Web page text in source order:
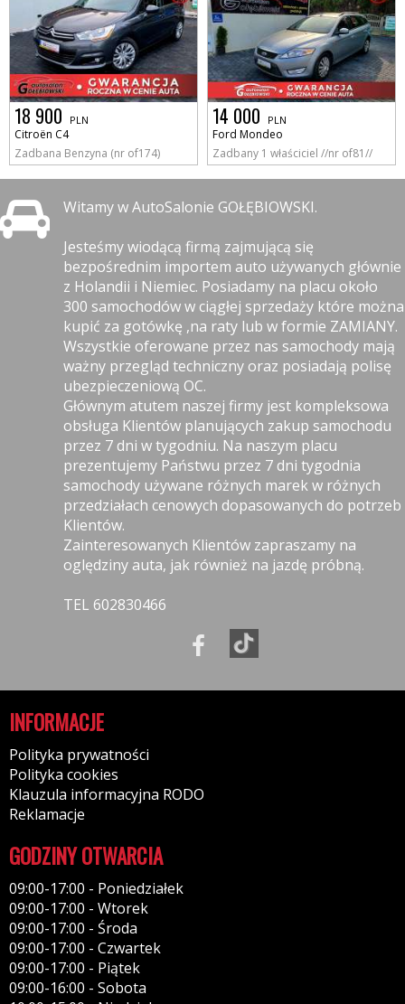
18 900 PLN
Citroën C4
Zadbana Benzyna (nr of174)
14 000 PLN
Ford Mondeo
Zadbany 1 właściciel //nr of81//
Witamy w AutoSalonie GOŁĘBIOWSKI.
Jesteśmy wiodącą firmą zajmującą się
bezpośrednim importem auto używanych głównie
z Holandii i Niemiec. Posiadamy na placu około
300 samochodów w ciągłej sprzedaży które można
kupić za gotówkę ,na raty lub w formie ZAMIANY.
Wszystkie oferowane przez nas samochody mają
ważny przegląd techniczny oraz posiadają polisę
ubezpieczeniową OC.
Głównym atutem naszej firmy jest kompleksowa
obsługa Klientów planujących zakup samochodu
przez 7 dni w tygodniu. Na naszym placu
prezentujemy Państwu przez 7 dni tygodnia
samochody używane różnych marek w różnych
przedziałach cenowych dopasowanych do potrzeb
Klientów.
Zainteresowanych Klientów zapraszamy na
oględziny auta, jak również na jazdę próbną.
TEL 602830466
INFORMACJE
Polityka prywatności
Polityka cookies
Klauzula informacyjna RODO
Reklamacje
GODZINY OTWARCIA
09:00-17:00 - Poniedziałek
09:00-17:00 - Wtorek
09:00-17:00 - Środa
09:00-17:00 - Czwartek
09:00-17:00 - Piątek
09:00-16:00 - Sobota